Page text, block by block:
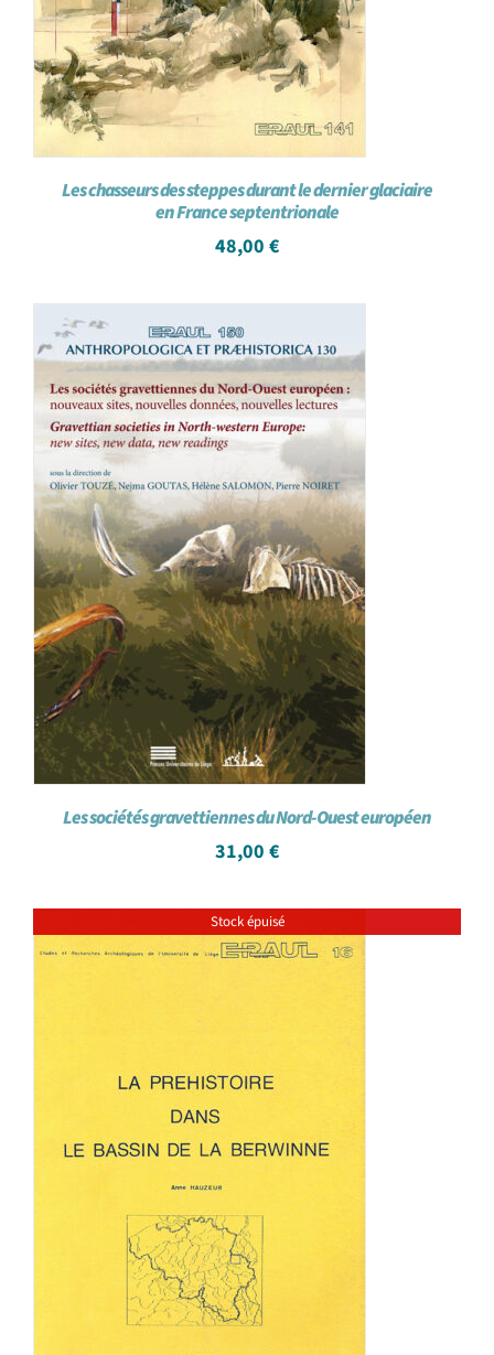
Les chasseurs des steppes durant le dernier glaciaire
en France septentrionale
48,00 €
Les sociétés gravettiennes du Nord-Ouest européen
31,00 €
Stock épuisé